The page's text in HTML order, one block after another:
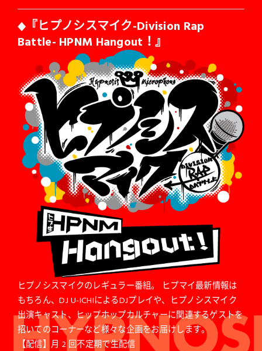
◆ 『ヒプノシスマイク-Division Rap
Battle- HPNM Hangout！』
ヒプノシスマイクのレギュラー番組。 ヒプマイ最新情報は
もちろん、DJ U-ICHIによるDJプレイや、ヒプノシスマイク
出演キャスト、ヒップホップカルチャーに関連するゲストを
招いてのコーナーなど様々な企画をお届けします。
【配信】月 2 回不定期で生配信